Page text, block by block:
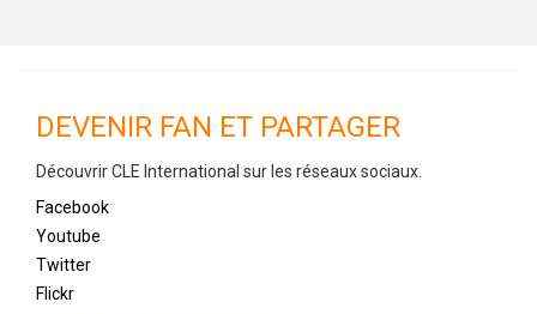
DEVENIR FAN ET PARTAGER
Découvrir CLE International sur les réseaux sociaux.
Facebook
Youtube
Twitter
Flickr